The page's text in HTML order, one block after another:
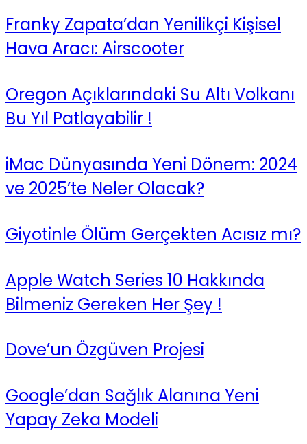
Franky Zapata’dan Yenilikçi Kişisel
Hava Aracı: Airscooter
Oregon Açıklarındaki Su Altı Volkanı
Bu Yıl Patlayabilir !
iMac Dünyasında Yeni Dönem: 2024
ve 2025’te Neler Olacak?
Giyotinle Ölüm Gerçekten Acısız mı?
Apple Watch Series 10 Hakkında
Bilmeniz Gereken Her Şey !
Dove’un Özgüven Projesi
Google’dan Sağlık Alanına Yeni
Yapay Zeka Modeli